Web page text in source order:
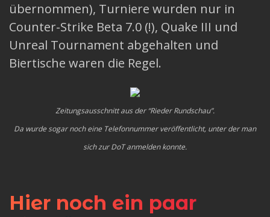
übernommen), Turniere wurden nur in
Counter-Strike Beta 7.0 (!), Quake III und
Unreal Tournament abgehalten und
Biertische waren die Regel.
Zeitungsausschnitt aus der “Rieder Rundschau”.
Da wurde sogar noch eine Telefonnummer veröffentlicht, unter der man
sich zur DoT anmelden konnte.
Hier noch ein paar